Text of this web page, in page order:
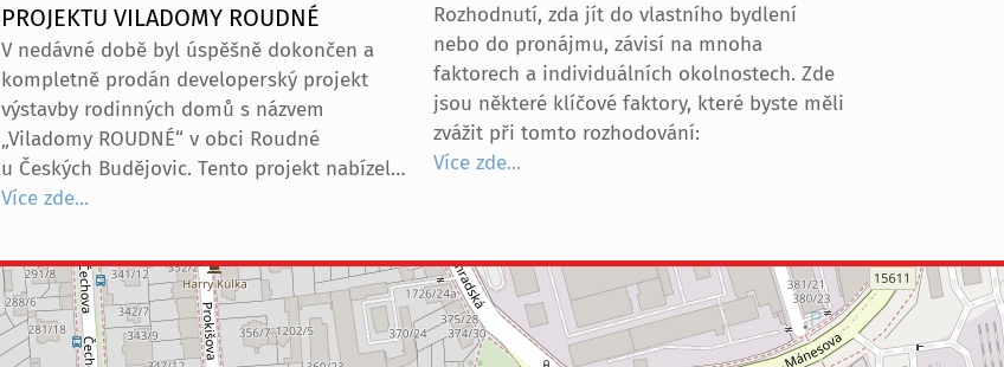
PROJEKTU VILADOMY ROUDNÉ
V nedávné době byl úspěšně dokončen a
kompletně prodán developerský projekt
výstavby rodinných domů s názvem
„Viladomy ROUDNÉ“ v obci Roudné
u Českých Budějovic. Tento projekt nabízel
moderní a prostorné rodinné domy
Každý dům byl vybaven oplocenou zahradou,
prostornou garáží a venkovním parkovacím
stáním, což zajišťovalo dostatek místa nejen
pro rodinné vozidlo, ale i pro návštěvy.
Více zde...
Rozhodnutí, zda jít do vlastního bydlení
nebo do pronájmu, závisí na mnoha
faktorech a individuálních okolnostech. Zde
jsou některé klíčové faktory, které byste měli
zvážit při tomto rozhodování:
Více zde...